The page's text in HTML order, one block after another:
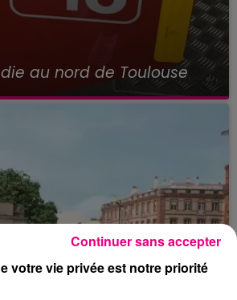
au nord de Toulouse
votre vie privée est notre priorité
Continuer sans accepter